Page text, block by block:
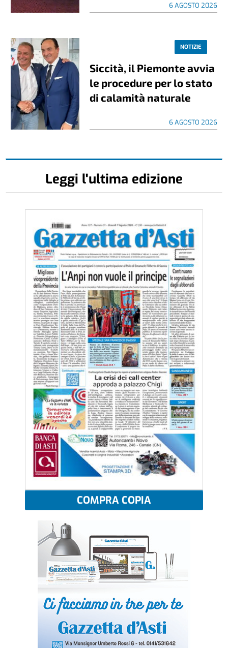
6 AGOSTO 2026
NOTIZIE
Siccità, il Piemonte avvia
le procedure per lo stato
di calamità naturale
6 AGOSTO 2026
Leggi l'ultima edizione
COMPRA COPIA